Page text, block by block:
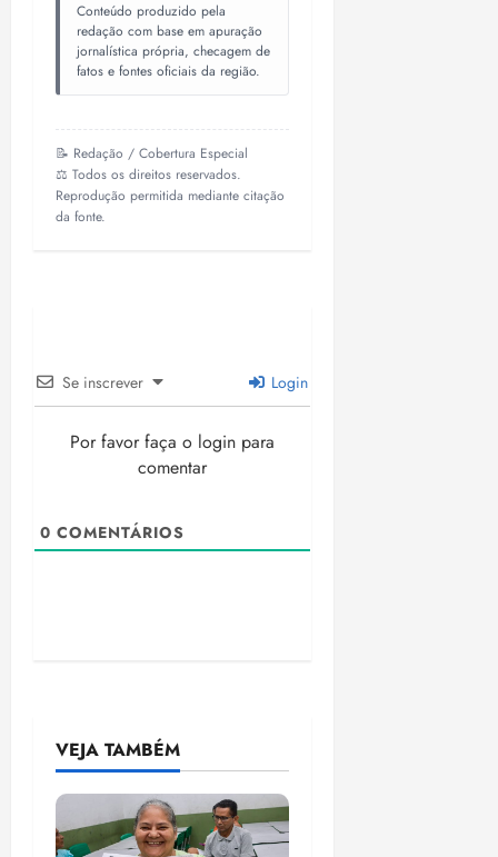
Conteúdo produzido pela
redação com base em apuração
jornalística própria, checagem de
fatos e fontes oficiais da região.
📝 Redação / Cobertura Especial
⚖️ Todos os direitos reservados.
Reprodução permitida mediante citação
da fonte.
Se inscrever Login
Por favor faça o login para
comentar
0 COMENTÁRIOS
VEJA TAMBÉM